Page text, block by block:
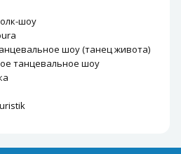
шоу
шоу (танец живота)
танцевальное шоу